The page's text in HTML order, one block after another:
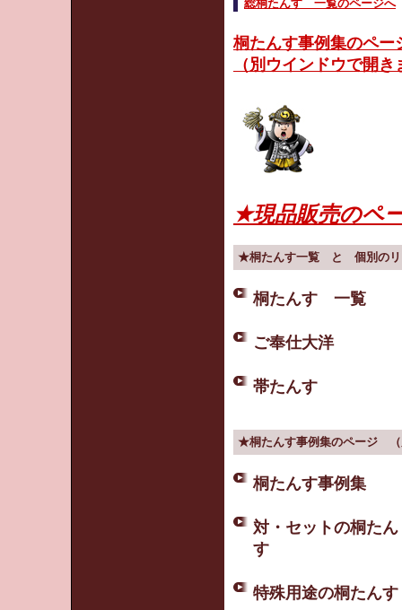
総桐たんす 一覧のページへ
桐たんす事例集のペー
（別ウインドウで開き
★現品販売のペ
★桐たんす一覧 と 個別の
桐たんす 一覧
ご奉仕大洋
帯たんす
★桐たんす事例集のページ
桐たんす事例集
対・セットの桐たん
す
特殊用途の桐たんす